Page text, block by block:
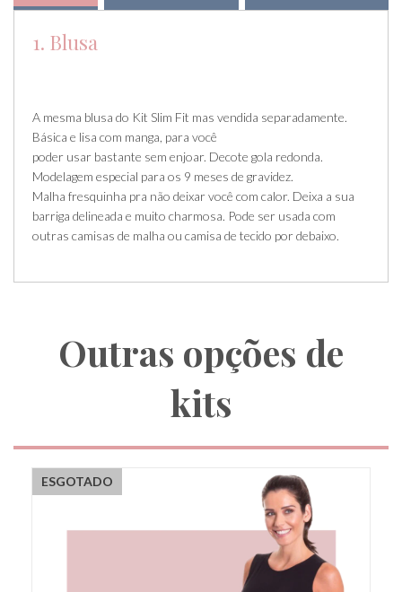
1. Blusa
A mesma blusa do Kit Slim Fit mas vendida separadamente.
Básica e lisa com manga, para você
poder usar bastante sem enjoar. Decote gola redonda.
Modelagem especial para os 9 meses de gravidez.
Malha fresquinha pra não deixar você com calor. Deixa a sua
barriga delineada e muito charmosa. Pode ser usada com
outras camisas de malha ou camisa de tecido por debaixo.
Outras opções de
kits
ESGOTADO